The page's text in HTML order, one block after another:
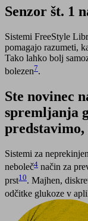
Senzor št. 1
Sistemi FreeStyle
pomagajo razumeti,
Tako lahko bolj
bolezen7.
Ste novinec
spremljanja
Sistemi za
neboleč4 način za
prst10. Majhen,
odčitke glukoze v